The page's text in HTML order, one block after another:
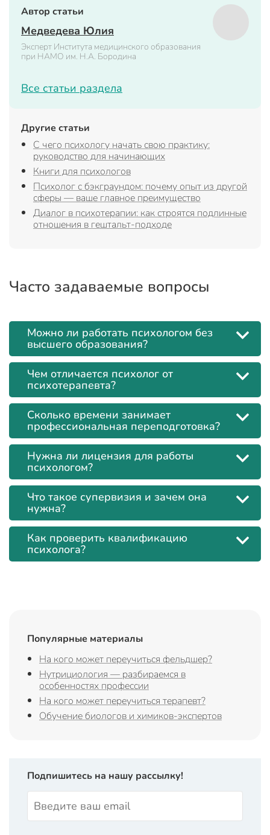
Автор статьи
Медведева Юлия
Эксперт Института медицинского образования
при НАМО им. Н.А. Бородина
Все статьи раздела
Другие статьи
С чего психологу начать свою практику:
руководство для начинающих
Книги для психологов
Психолог с бэкграундом: почему опыт из другой
сферы — ваше главное преимущество
Диалог в психотерапии: как строятся подлинные
отношения в гештальт-подходе
Часто задаваемые вопросы
Можно ли работать психологом без
высшего образования?
Чем отличается психолог от
психотерапевта?
Сколько времени занимает
профессиональная переподготовка?
Нужна ли лицензия для работы
психологом?
Что такое супервизия и зачем она
нужна?
Как проверить квалификацию
психолога?
Популярные материалы
На кого может переучиться фельдшер?
Нутрициология — разбираемся в
особенностях профессии
На кого может переучиться терапевт?
Обучение биологов и химиков-экспертов
Подпишитесь на нашу рассылку!